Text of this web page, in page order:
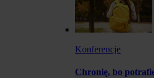
Konferencje
Chronię, bo